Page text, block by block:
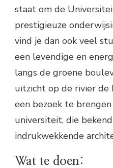
staat om de
prestigieuze
vind je dan ook veel
een levendige en
langs de groene
uitzicht op de rivier de
een bezoek te
universiteit, die
indrukwekkende
Wat te doen: